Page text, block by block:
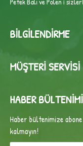
BILGILENDIRME
MÜŞTERI SERVISI
HABER
Haber bültenimize
kalmayın!